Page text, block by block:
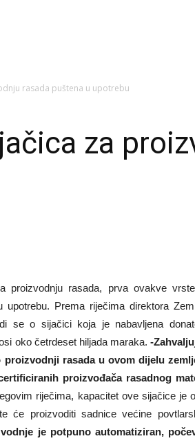
rasada puštena u upotrebu
za
proizvodnju rasada, prva ovakve
Prema riječima direktora
se o sijačici koja je nabavljena
oko četrdeset hiljada maraka. -
rasada u ovom dijelu
proizvođača rasadnog
riječima, kapacitet ove sijačice je
će proizvoditi sadnice većine
je potpuno automatiziran,